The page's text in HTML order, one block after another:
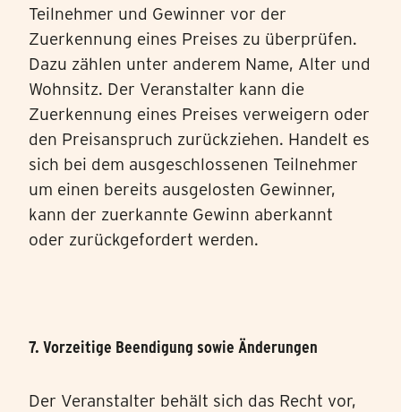
Teilnehmer und Gewinner vor der
Zuerkennung eines Preises zu überprüfen.
Dazu zählen unter anderem Name, Alter und
Wohnsitz. Der Veranstalter kann die
Zuerkennung eines Preises verweigern oder
den Preisanspruch zurückziehen. Handelt es
sich bei dem ausgeschlossenen Teilnehmer
um einen bereits ausgelosten Gewinner,
kann der zuerkannte Gewinn aberkannt
oder zurückgefordert werden.
7. Vorzeitige Beendigung sowie Änderungen
Der Veranstalter behält sich das Recht vor,